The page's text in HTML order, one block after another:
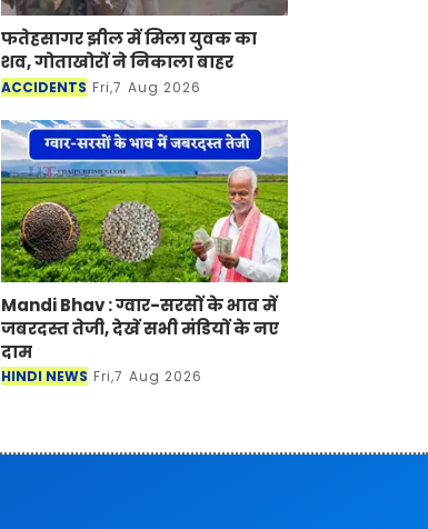
फतेहसागर झील में मिला युवक का
शव, गोताखोरों ने निकाला बाहर
ACCIDENTS Fri,7 Aug 2026
Mandi Bhav : ग्वार-सरसों के भाव में
जबरदस्त तेजी, देखें सभी मंडियों के नए
दाम
HINDI NEWS Fri,7 Aug 2026